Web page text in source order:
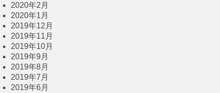
2020年2月
2020年1月
2019年12月
2019年11月
2019年10月
2019年9月
2019年8月
2019年7月
2019年6月